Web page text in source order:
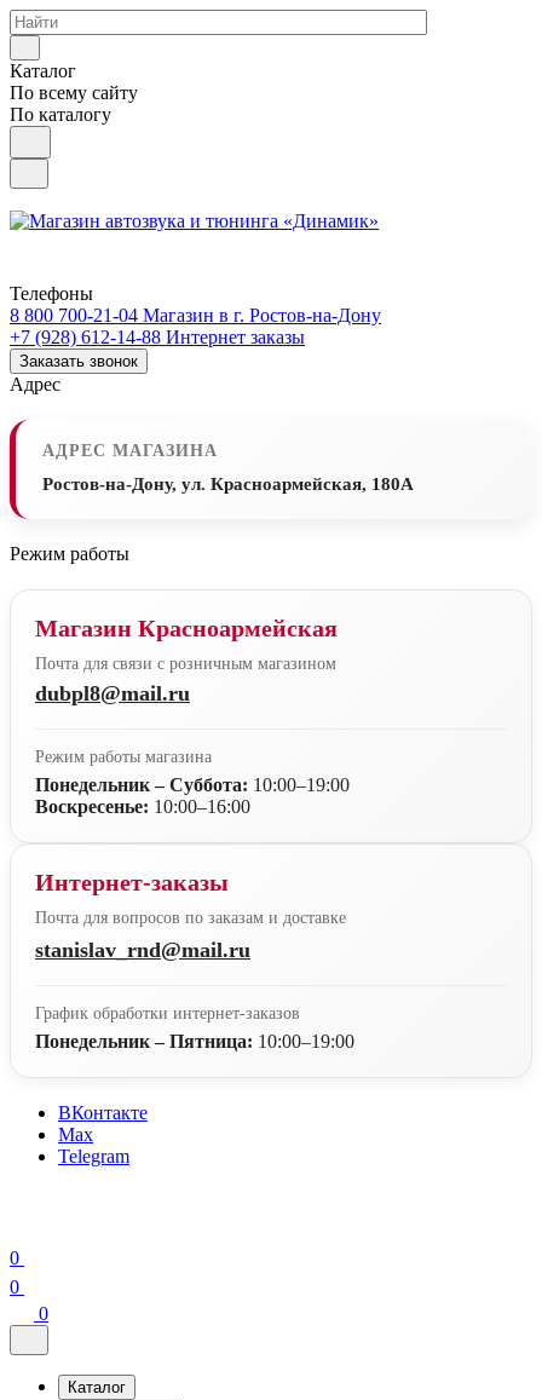
Каталог
По всему сайту
По каталогу
Телефоны
8 800 700-21-04 Магазин в г. Ростов-на-Дону
+7 (928) 612-14-88 Интернет заказы
Заказать звонок
Адрес
АДРЕС МАГАЗИНА
Ростов-на-Дону, ул. Красноармейская, 180А
Режим работы
Магазин Красноармейская
Почта для связи с розничным магазином
dubpl8@mail.ru
Режим работы магазина
Понедельник – Суббота: 10:00–19:00
Воскресенье: 10:00–16:00
Интернет-заказы
Почта для вопросов по заказам и доставке
stanislav_rnd@mail.ru
График обработки интернет-заказов
Понедельник – Пятница: 10:00–19:00
ВКонтакте
Max
Telegram
0
0
0
Каталог